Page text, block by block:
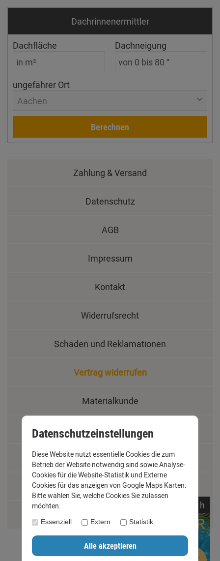
Dachrinnen­ermittler
Dachfläche Dachneigung
ungefährer Ort
Aachen
Berechnen
Zahlung & Versand
Datenschutz
AGB
Impressum
Kontakt
Widerrufsrecht
Schäden und Reklamationen
Vertrag widerrufen
Materialkunde
Fachbegriffe
Jobs
Montage und Installationshilfen
h
Datenschutzeinstellungen
Diese Website nutzt essentielle Cookies die zum
Betrieb der Website notwendig sind sowie Analyse-
Cookies für die Website-Statistik und Externe
Cookies für das anzeigen von Google Maps Karten.
Bitte wählen Sie, welche Cookies Sie zulassen
möchten.
Essenziell Extern Statistik